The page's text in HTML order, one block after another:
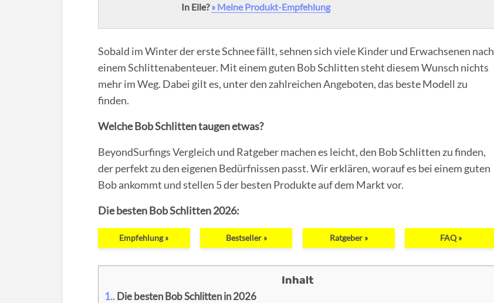
In Eile?» Meine Produkt-Empfehlung
Sobald im Winter der erste Schnee fällt, sehnen sich viele Kinder und Erwachsenen nach
einem Schlittenabenteuer. Mit einem guten Bob Schlitten steht diesem Wunsch nichts
mehr im Weg. Dabei gilt es, unter den zahlreichen Angeboten, das beste Modell zu
finden.
Welche Bob Schlitten taugen etwas?
BeyondSurfings Vergleich und Ratgeber machen es leicht, den Bob Schlitten zu finden,
der perfekt zu den eigenen Bedürfnissen passt. Wir erklären, worauf es bei einem guten
Bob ankommt und stellen 5 der besten Produkte auf dem Markt vor.
Die besten Bob Schlitten 2026:
Empfehlung » Bestseller » Ratgeber » FAQ »
1. Die besten Bob Schlitten in 2026